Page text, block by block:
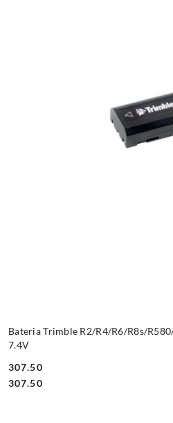
Bateria Trimble R2/R4/R6/R8s/
7.4V
Cena:
307.50
Cena:
307.50